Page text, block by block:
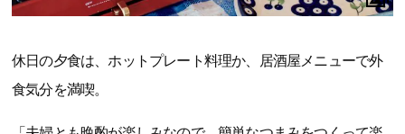
休日の夕食は、ホットプレート料理か、居酒屋メニューで外
食気分を満喫。